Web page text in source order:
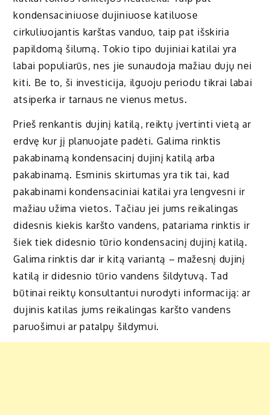
kondensaciniuose dujiniuose katiluose
cirkuliuojantis karštas vanduo, taip pat išskiria
papildomą šilumą. Tokio tipo dujiniai katilai yra
labai populiarūs, nes jie sunaudoja mažiau dujų nei
kiti. Be to, ši investicija, ilguoju periodu tikrai labai
atsiperka ir tarnaus ne vienus metus.
Prieš renkantis dujinį katilą, reiktų įvertinti vietą ar
erdvę kur jį planuojate padėti. Galima rinktis
pakabinamą kondensacinį dujinį katilą arba
pakabinamą. Esminis skirtumas yra tik tai, kad
pakabinami kondensaciniai katilai yra lengvesni ir
mažiau užima vietos. Tačiau jei jums reikalingas
didesnis kiekis karšto vandens, patariama rinktis ir
šiek tiek didesnio tūrio kondensacinį dujinį katilą.
Galima rinktis dar ir kitą variantą – mažesnį dujinį
katilą ir didesnio tūrio vandens šildytuvą. Tad
būtinai reiktų konsultantui nurodyti informaciją: ar
dujinis katilas jums reikalingas karšto vandens
paruošimui ar patalpų šildymui.